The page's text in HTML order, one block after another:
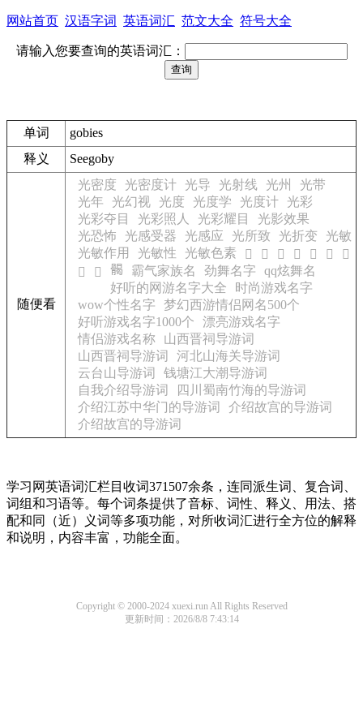
网站首页 汉语字词 英语词汇 范文大全 符号大全
请输入您要查询的英语词汇：
单词
gobies
释义
Seegoby
随便看
光密度 光密度计 光导 光射线 光州
光带
光年
光幻视 光度 光度学 光度计
光彩
光彩夺目
光彩照人 光彩耀目
光影效果
光恐怖
光感受器 光感应 光所致 光折变
光敏
光敏作用
光敏性 光敏色素 𩩩 𩩪 𩩫 𩩬 𩩭 𩩮
𩩯
𩩰
𩩱 𩩲 霸气家族名 劲舞名字
qq炫舞名
好听的网游名字大全
时尚游戏名字
wow个性名字
梦幻西游情侣网名500个
好听游戏名字1000个
漂亮游戏名字
情侣游戏名称
山西晋祠导游词
山西晋祠导游词
河北山海关导游词
云台山导游词
钱塘江大潮导游词
自我介绍导游词
四川蜀南竹海的导游词
介绍江苏中华门的导游词
介绍故宫的导游词
介绍故宫的导游词
学习网英语词汇栏目收词371507余条，连同派生词、复合词、
词组和习语等。每个词条提供了音标、词性、释义、用法、搭
配和同（近）义词等多项功能，对所收词汇进行全方位的解释
和说明，内容丰富，功能全面。
Copyright © 2000-2024 xuexi.run All Rights Reserved
更新时间：2026/8/8 7:43:14